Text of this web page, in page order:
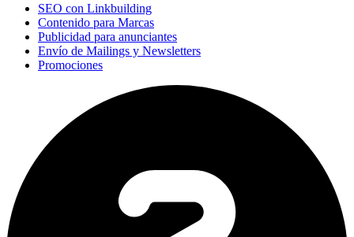
SEO con Linkbuilding
Contenido para Marcas
Publicidad para anunciantes
Envío de Mailings y Newsletters
Promociones